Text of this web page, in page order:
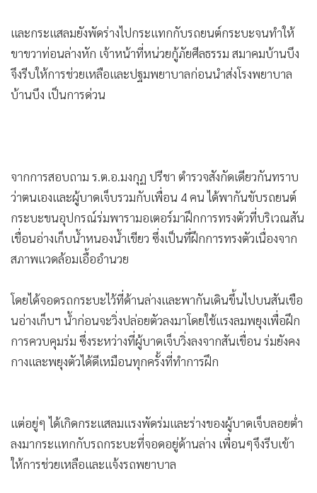
• News1
• Gotomanager
และกระแสลมยังพัดร่างไปกระแทกกับรถยนต์กระบะจนทำให้
ขาขวาท่อนล่างหัก เจ้าหน้าที่หน่วยกู้ภัยศีลธรรม สมาคมบ้านบึง
จึงรีบให้การช่วยเหลือและปฐมพยาบาลก่อนนำส่งโรงพยาบาล
บ้านบึง เป็นการด่วน
จากการสอบถาม ร.ต.อ.มงกุฏ ปรีชา ตำรวจสังกัดเดียวกันทราบ
ว่าตนเองและผู้บาดเจ็บรวมกับเพื่อน 4 คน ได้พากันขับรถยนต์
กระบะขนอุปกรณ์ร่มพารามอเตอร์มาฝึกการทรงตัวที่บริเวณสัน
เขื่อนอ่างเก็บน้ำหนองน้ำเขียว ซึ่งเป็นที่ฝึกการทรงตัวเนื่องจาก
สภาพแวดล้อมเอื้ออำนวย
โดยได้จอดรถกระบะไว้ที่ด้านล่างและพากันเดินขึ้นไปบนสันเขือ
นอ่างเก็บฯ น้ำก่อนจะวิ่งปล่อยตัวลงมาโดยใช้แรงลมพยุงเพื่อฝึก
การควบคุมร่ม ซึ่งระหว่างที่ผู้บาดเจ็บวิ่งลงจากสันเขื่อน ร่มยังคง
กางและพยุงตัวได้ดีเหมือนทุกครั้งที่ทำการฝึก
แต่อยู่ๆ ได้เกิดกระแสลมแรงพัดร่มและร่างของผู้บาดเจ็บลอยต่ำ
ลงมากระแทกกับรถกระบะที่จอดอยู่ด้านล่าง เพื่อนๆจึงรีบเข้า
ให้การช่วยเหลือและแจ้งรถพยาบาล